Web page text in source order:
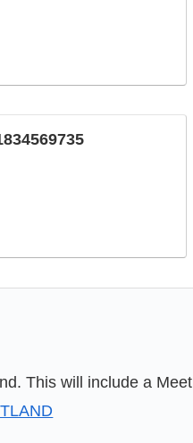
This will include a Meet